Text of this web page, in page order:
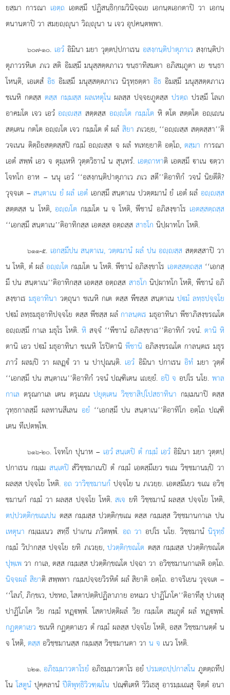
ยสฺมา การณา เอตฺถ เอตสฺมึ ปฏิสนฺธิกฺกมวินิจฺฉเย เอกนฺตเอกตาปิ วา เอกนฺ
ตนานตาปิ วา สมยฺุนา วิฺุนา น เจว อุปคนฺตพฺพา.
๖๐๗-๑๐. เอวํอิมินา มยา วุตฺตปฺปกาเรนอสงฺกนฺติปาตุภาเว สงฺกนฺติปา
ตุภาวรหิเต ภเว สติ อิมสฺมึ มนุสฺสตฺตภาเว ขนฺธาทิสมตา อภิสมฺภูตา เย ขนฺธา
โหนฺติ, เอเตสํ อิธอิมสฺมึ มนุสฺสตฺตภาเว นิรุทฺธตฺตาอิธ อิมสฺมึ มนุสฺสตฺตภาเว
ชเนหิ กตสฺส ตสฺส กมฺมสฺส ผลเหตุโน ผลสฺส ปจฺจยภูตสฺสปรตฺถ ปรสฺมึ โลเก
อาคมโต เจว เอวํอฺสฺส สตฺตสฺสอฺโต กมฺมโต หิ ตโต สตฺตโต อฺเน
สตฺเตน กตโต อฺโต เจว กมฺมโต ตํ ผลํ สิยา ภเวยฺย, ‘‘อฺสฺส สตฺตสฺสา’’ติ
วจเนน ติตฺถิยสตฺตสฺสปิ กมฺมํ อฺสฺส จ ผลํ ทเทยฺยาติ อตฺโถ,ตสฺมา การณา
เอตํ สพฺพํ เอว จ ตุมฺเหหิ วุตฺตวิธานํ น สุนฺทรํ. เอตฺถาหาติ เอตสฺมึ าเน ตฺวา
โจทโก อาห – นนุ เอวํ ‘‘อสงฺกนฺติปาตุภาเว ภเว สตี’’ติอาทิกํ วจนํ นิยตีติ?
วุจฺจเต –สนฺตาเน ยํ ผลํ เอตํเอกสฺมึสนฺตาเน ปวตฺตมานํ ยํ เอตํ ผลํ อฺสฺส
สตฺตสฺส น โหติ, อฺโต กมฺมโต น จ โหติ, พีชานํ อภิสงฺขาโร เอตสฺสตฺถสฺส
‘‘เอกสฺมึ สนฺตาเน’’ติอาทิกสฺส เอตสฺส อตฺถสฺสสาธโก นิปฺผาทโก โหติ.
๖๑๑-๕. เอกสฺมึปน สนฺตาเน, วตฺตมานํ ผลํ ปน อฺสฺส สตฺตสฺสาปิ วา
น โหติ, ตํ ผลํอฺโต กมฺมโต น โหติ. พีชานํ อภิสงฺขาโร เอตสฺสตฺถสฺส ‘‘เอกสฺ
มึ ปน สนฺตาเน’’ติอาทิกสฺส เอตสฺส อตฺถสฺส สาธโก นิปฺผาทโก โหติ, พีชานํ อภิ
สงฺขาเรมธุอาทินา วตฺถุนา ชเนหิ กเต ตสฺส พีชสฺส สนฺตาเน ปมํ ลทฺธปจฺจโย
ปมํ ลทฺธมธุอาทิปจฺจโย ตสฺส พีชสฺส ผลํ กาลนฺตเร มธุอาทินา พีชาภิสงฺขรณโต
อฺสฺมึ กาเล มธุโร โหติ.หิ สจฺจํ ‘‘พีชานํ อภิสงฺขาเร’’ติอาทิกํ วจนํ. ตานิ หิ
ตานิ เอว ปมํ มธุอาทินา ชเนหิ โรปิตานิ พีชานิ อภิสงฺขรณโต กาลนฺตเร มธุร
ภาวํ ผลมฺปิ วา ผลฏฺํ วา น ปาปุณนฺติ. เอวํ อิมินา ปกาเรนอิทํ มยา วุตฺตํ
‘‘เอกสฺมึ ปน สนฺตาเน’’ติอาทิกํ วจนํ ปณฺฑิเตน เยฺยํ. อปิ จ อปโร นโย. พาล
กาเล ตรุณกาเล เตน ตรุเณนปยุตฺเตน วิชฺชาสิปฺโปสธาทินา กมฺเมนาปิ ตสฺส
วุทฺธกาลสฺมึ ผลทานสีเลน อยํ‘‘เอกสฺมึ ปน สนฺตาเน’’ติอาทิโก อตฺโถ ปณฺฑิ
เตน ทีเปตพฺโพ.
๖๑๖-๒๐. โจทโก ปุนาห – เอวํ สนฺเตปิ ตํ กมฺมํ เอวํ อิมินา มยา วุตฺตปฺ
ปกาเรน กมฺเม สนฺเตปิ สํวิชฺชมาเนปิ ตํ กมฺมํ เอตสฺมึเยว ขเณ วิชฺชมานมฺปิ วา
ผลสฺส ปจฺจโย โหติ. อถ วาวิชฺชมานกํปจฺจโย น ภเวยฺย. เอตสฺมึเยว ขเณ อวิชฺ
ชมานกํ กมฺมํ วา ผลสฺส ปจฺจโย โหติ.สเจ ยทิ วิชฺชมานํ ผลสฺส ปจฺจโย โหติ,
ตปฺปวตฺติกฺขเณปน ตสฺส กมฺมสฺส ปวตฺติกฺขเณ ตสฺส กมฺมสฺส วิชฺชมานกาเล ปน
เหตุนา กมฺเมเนว สทฺธึ ปาเกน ภวิตพฺพํ. อถ วา อปโร นโย. วิชฺชมานํ นิรุทฺธํ
กมฺมํ วิปากสฺส ปจฺจโย ยทิ ภเวยฺย,ปวตฺติกฺขณโต ตสฺส กมฺมสฺส ปวตฺติกฺขณโต
ปุพฺเพ วา กาเล, ตสฺส กมฺมสฺส ปวตฺติกฺขณโต ปจฺฉา วา อวิชฺชมานกาเลติ อตฺโถ.
นิจฺจผลํ สิยาติ สพฺพทา กมฺมปจฺจยวิรหิตํ ผลํ สิยาติ อตฺโถ. อาจริเยน วุจฺจเต –
‘‘โลภํ, ภิกฺขเว, ปชหถ, โสตาปตฺติปฏิลาภาย อหเมว ปาฏิโภโค’’ติอาทีสุ ปาเสุ
ปาฏิโภโค วิย กมฺมํ ทฏฺพฺพํ. โสตาปตฺติผลํ วิย กมฺมโต สมฺภูตํ ผลํ ทฏฺพฺพํ.
กฏตฺตาเยว ชเนหิ กฏตฺตาเยว ตํ กมฺมํ ผลสฺส ปจฺจโย โหติ, อสฺส วิชฺชมานตฺตํ น
จ โหติ,ตสฺส อวิชฺชมานสฺส กมฺมสฺส วิชฺชมานตา วาน จ เนว โหติ.
๖๒๑.อภิธมฺมาวตาโรยํ อภิธมฺมาวตาโร อยํปรมตฺถปฺปกาสโน ภูตตฺถทีป
โนโสตูนํ ปุคฺคลานํปีติพุทฺธิวิวฑฺฒโน ปณฺฑิเตหิ วิวิเธสุ อารมฺมเณสุ จิตฺตํ อนา